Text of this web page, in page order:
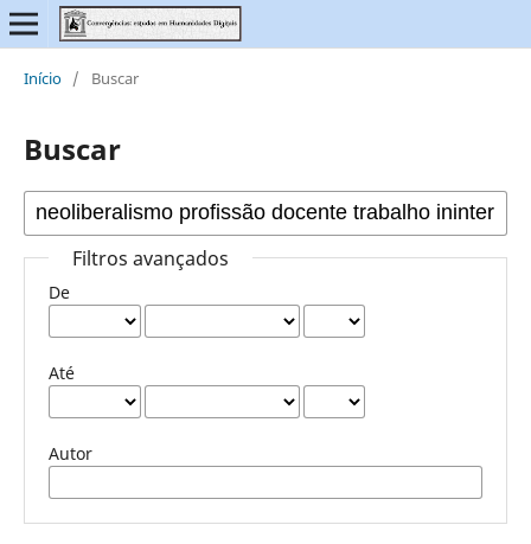
Início / Buscar
Buscar
Filtros avançados
De
Até
Autor